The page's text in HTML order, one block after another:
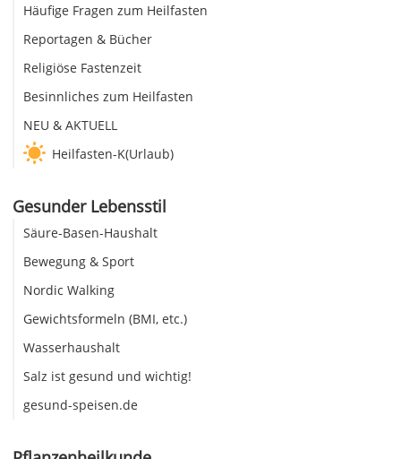
Häufige Fragen zum Heilfasten
Reportagen & Bücher
Religiöse Fastenzeit
Besinnliches zum Heilfasten
NEU & AKTUELL
Heilfasten-K(Urlaub)
Gesunder Lebensstil
Säure-Basen-Haushalt
Bewegung & Sport
Nordic Walking
Gewichtsformeln (BMI, etc.)
Wasserhaushalt
Salz ist gesund und wichtig!
gesund-speisen.de